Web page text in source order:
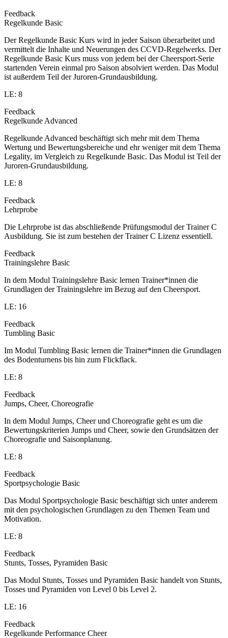
Feedback
Regelkunde Basic
Der Regelkunde Basic Kurs wird in jeder Saison überarbeitet und
vermittelt die Inhalte und Neuerungen des CCVD-Regelwerks. Der
Regelkunde Basic Kurs muss von jedem bei der Cheersport-Serie
startenden Verein einmal pro Saison absolviert werden. Das Modul
ist außerdem Teil der Juroren-Grundausbildung.
LE: 8
Feedback
Regelkunde Advanced
Regelkunde Advanced beschäftigt sich mehr mit dem Thema
Wertung und Bewertungsbereiche und ehr weniger mit dem Thema
Legality, im Vergleich zu Regelkunde Basic. Das Modul ist Teil der
Juroren-Grundausbildung.
LE: 8
Feedback
Lehrprobe
Die Lehrprobe ist das abschließende Prüfungsmodul der Trainer C
Ausbildung. Sie ist zum bestehen der Trainer C Lizenz essentiell.
Feedback
Trainingslehre Basic
In dem Modul Trainingslehre Basic lernen Trainer*innen die
Grundlagen der Trainingslehre im Bezug auf den Cheersport.
LE: 16
Feedback
Tumbling Basic
Im Modul Tumbling Basic lernen die Trainer*innen die Grundlagen
des Bodenturnens bis hin zum Flickflack.
LE: 8
Feedback
Jumps, Cheer, Choreografie
In dem Modul Jumps, Cheer und Choreografie geht es um die
Bewertungskriterien Jumps und Cheer, sowie den Grundsätzen der
Choreografie und Saisonplanung.
LE: 8
Feedback
Sportpsychologie Basic
Das Modul Sportpsychologie Basic beschäftigt sich unter anderem
mit den psychologischen Grundlagen zu den Themen Team und
Motivation.
LE: 8
Feedback
Stunts, Tosses, Pyramiden Basic
Das Modul Stunts, Tosses und Pyramiden Basic handelt von Stunts,
Tosses und Pyramiden von Level 0 bis Level 2.
LE: 16
Feedback
Regelkunde Performance Cheer